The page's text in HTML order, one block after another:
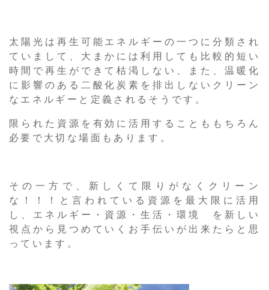
太陽光は再生可能エネルギーの一つに分類され
ていまして、大まかには利用しても比較的短い
時間で再生ができて枯渇しない、また、温暖化
に影響のある二酸化炭素を排出しないクリーン
なエネルギーと定義されるそうです。
限られた資源を有効に活用することももちろん
必要で大切な場面もあります。
その一方で、新しくて限りがなくクリーン
な！！！と言われている資源を最大限に活用
し、エネルギー・資源・生活・環境 を新しい
視点から見つめていくお手伝いが出来たらと思
っています。